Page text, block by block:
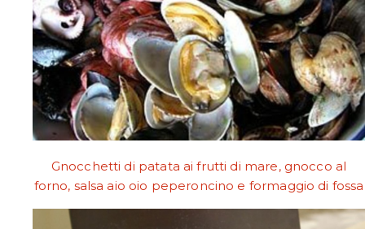
Gnocchetti di patata ai frutti di mare, gnocco al
forno, salsa aio oio peperoncino e formaggio di fossa